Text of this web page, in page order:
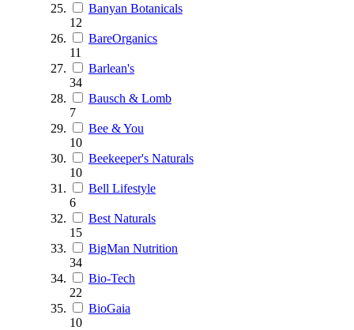
Banyan Botanicals
12
BareOrganics
11
Barlean's
34
Bausch & Lomb
7
Bee & You
10
Beekeeper's Naturals
10
Bell Lifestyle
6
Best Naturals
15
BigMan Nutrition
34
Bio-Tech
22
BioGaia
10